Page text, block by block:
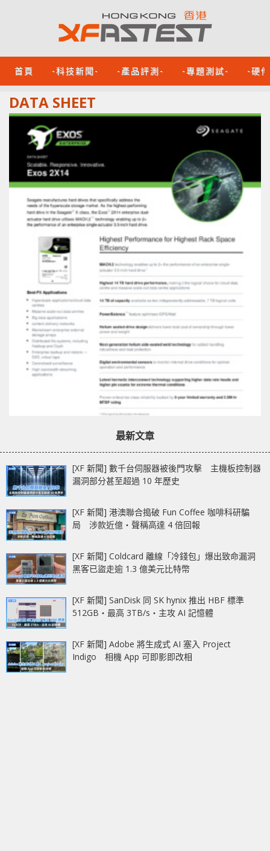
首頁 -科技新聞- -產品評測- -專題測試- -硬
DATA SHEET
最新文章
[XF 新聞] 數千台伺服器被後門攻擊 主機板控制器
漏洞部分甚至超過 10 年歷史
[XF 新聞] 港澳聯合搗破 Fun Coffee 咖啡科研騙
局 涉款近億‧聲稱高達 4 倍回報
[XF 新聞] Coldcard 離線「冷錢包」爆出致命漏洞
黑客已盜走逾 1.3 億美元比特幣
[XF 新聞] SanDisk 同 SK hynix 推出 HBF 標準
512GB‧最高 3TB/s‧主攻 AI 記憶體
[XF 新聞] Adobe 將生成式 AI 塞入 Project
Indigo 相機 App 可即影即改相